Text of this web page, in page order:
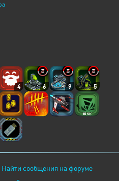
4 6 9 5
Найти сообщения на форуме